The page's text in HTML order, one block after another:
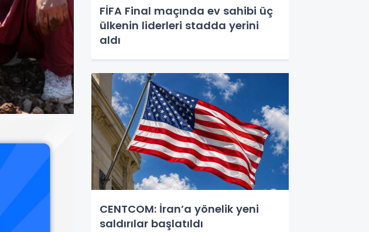
FİFA Final maçında ev sahibi üç
ülkenin liderleri stadda yerini
aldı
CENTCOM: İran’a yönelik yeni
saldırılar başlatıldı